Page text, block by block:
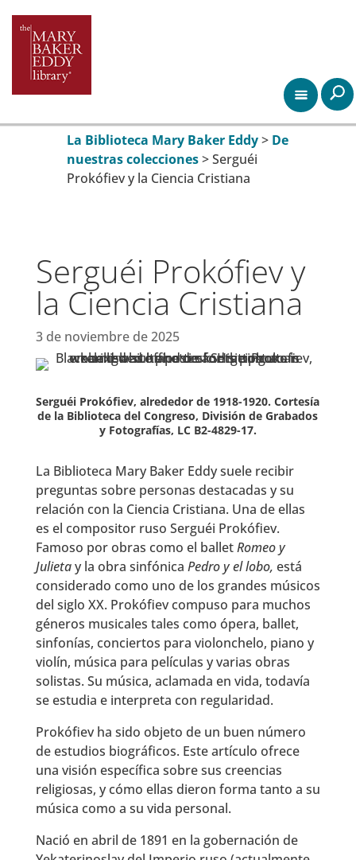
La Biblioteca Mary Baker Eddy> De
nuestras colecciones>Serguéi
Prokófiev y la Ciencia Cristiana
Serguéi Prokófiev y
la Ciencia Cristiana
3 de noviembre de 2025
Serguéi Prokófiev, alrededor de 1918-1920. Cortesía
de la Biblioteca del Congreso, División de Grabados
y Fotografías, LC B2-4829-17.
La Biblioteca Mary Baker Eddy suele recibir
preguntas sobre personas destacadas y su
relación con la Ciencia Cristiana. Una de ellas
es el compositor ruso Serguéi Prokófiev.
Famoso por obras como el balletRomeo y
Julietay la obra sinfónica Pedro y el lobo, está
considerado como uno de los grandes músicos
del siglo XX. Prokófiev compuso para muchos
géneros musicales tales como ópera, ballet,
sinfonías, conciertos para violonchelo, piano y
violín, música para películas y varias obras
solistas. Su música, aclamada en vida, todavía
se estudia e interpreta con regularidad.
Prokófiev ha sido objeto de un buen número
de estudios biográficos. Este artículo ofrece
una visión específica sobre sus creencias
religiosas, y cómo ellas dieron forma tanto a su
música como a su vida personal.
Nació en abril de 1891 en la gobernación de